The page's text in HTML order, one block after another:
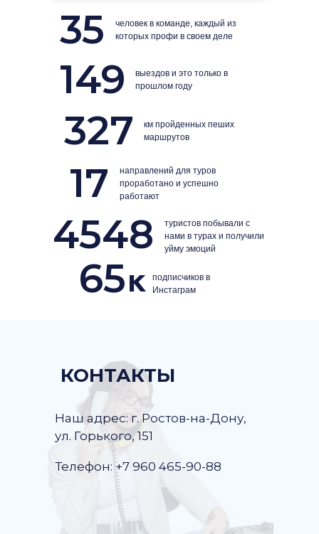
км пройденных пеших
маршрутов
327
направлений для туров
проработано и успешно
работают
17
туристов побывали с
нами в турах и получили
уйму эмоций
4548
подписчиков в
Инстаграм
к
65
выездов и это только в
прошлом году
149
человек в команде, каждый из
которых профи в своем деле
35
Наш адрес: г. Ростов-на-Дону,
ул. Горького, 151
Телефон: +7 960 465-90-88
КОНТАКТЫ